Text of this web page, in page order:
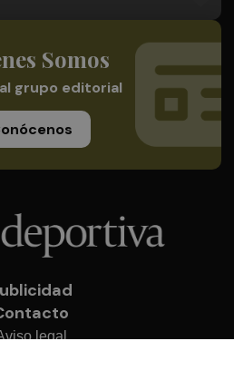
Somos
grupo editorial
legal